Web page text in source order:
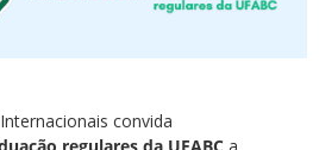
convida